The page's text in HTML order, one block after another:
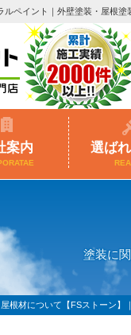
ペイント｜外壁塗装・屋根塗
案内 選ば
塗装に
屋根材について【FSストーン